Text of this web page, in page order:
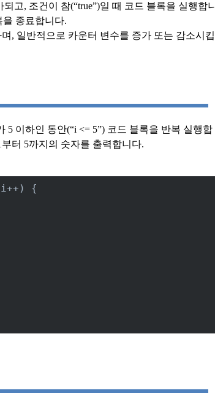
되고, 조건이 참(“true”)일 때 코드 블록을 실행합니
을 종료합니다.
, 일반적으로 카운터 변수를 증가 또는 감소시킵
5 이하인 동안(“i <= 5”) 코드 블록을 반복 실행합
부터 5까지의 숫자를 출력합니다.
{